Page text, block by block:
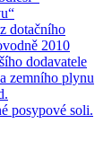
dotačního
2010
dodavatele
zemního plynu
posypové soli.